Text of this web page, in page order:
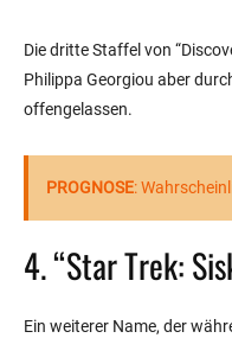
Die dritte Staffel von
Philippa Georgiou aber
offengelassen.
PROGNOSE:
4. “Star Trek:
Ein weiterer Name, der